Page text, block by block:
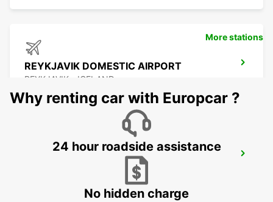
REYKJAVIK DOMESTIC AIRPORT
REYKJAVIK - ICELAND
More stations
Why renting car with Europcar ?
24 hour roadside assistance
No hidden charge